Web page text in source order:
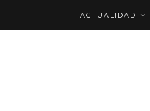
ACTUALIDAD